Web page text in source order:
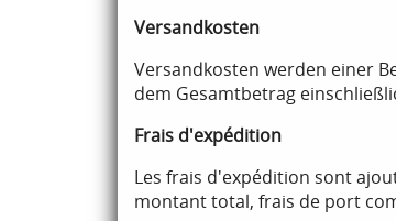
Versandkosten
Versandkosten werden einer
dem Gesamtbetrag
Frais d'expédition
Les frais d'expédition sont
montant total, frais de port